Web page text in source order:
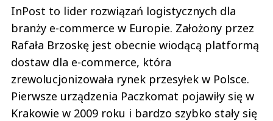
InPost to lider rozwiązań logistycznych dla
branży e-commerce w Europie. Założony przez
Rafała Brzoskę jest obecnie wiodącą platformą
dostaw dla e-commerce, która
zrewolucjonizowała rynek przesyłek w Polsce.
Pierwsze urządzenia Paczkomat pojawiły się w
Krakowie w 2009 roku i bardzo szybko stały się